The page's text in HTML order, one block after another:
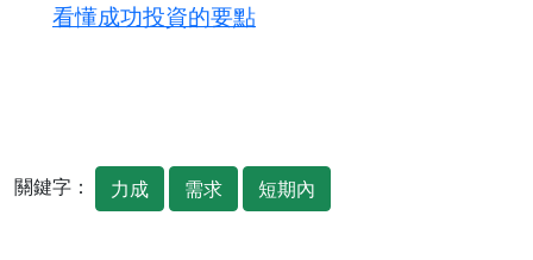
看懂成功投資的要點
關鍵字： 力成 需求 短期內